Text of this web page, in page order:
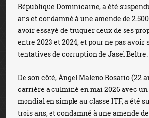
République Dominicaine, a été
ans et condamné à une amende de
avoir essayé de truquer deux de ses
entre 2023 et 2024, et pour ne pas avoir
tentatives de corruption de Jasel Beltre.
De son côté, Ángel Maleno Rosario (22
carrière a culminé en mai 2026 avec un
mondial en simple au classe ITF, a été
trois ans, et condamné à une amende